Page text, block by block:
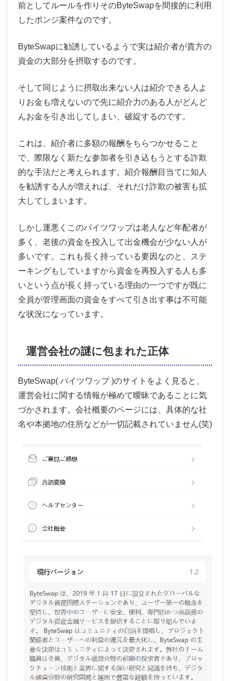
前としてルールを作りそのByteSwapを間接的に利用
したポンジ案件なのです。
ByteSwapに勧誘しているようで実は紹介者が貴方の
資金の大部分を摂取するのです。
そして同じように摂取出来ない人は紹介できる人よ
りお金も増えないので先に紹介力のある人がどんど
んお金を引き出してしまい、破綻するのです。
これは、紹介者に多額の報酬をちらつかせること
で、際限なく新たな参加者を引き込もうとする詐欺
的な手法だと考えられます。紹介報酬目当てに知人
を勧誘する人が増えれば、それだけ詐欺の被害も拡
大してしまいます。
しかし運悪くこのバイツワップは老人など年配者が
多く、老後の資金を投入して出金機会が少ない人が
多いです。これも長く持っている要因なのと、ステ
ーキングもしていますから資金を再投入する人も多
いという点が長く持っている理由の一つですが既に
全員が管理画面の資金をすべて引き出す事は不可能
な状況になっています。
運営会社の謎に包まれた正体
ByteSwap( バイツワップ )のサイトをよく見ると、
運営会社に関する情報が極めて曖昧であることに気
づかされます。会社概要のページには、具体的な社
名や本拠地の住所などが一切記載されていません(笑)